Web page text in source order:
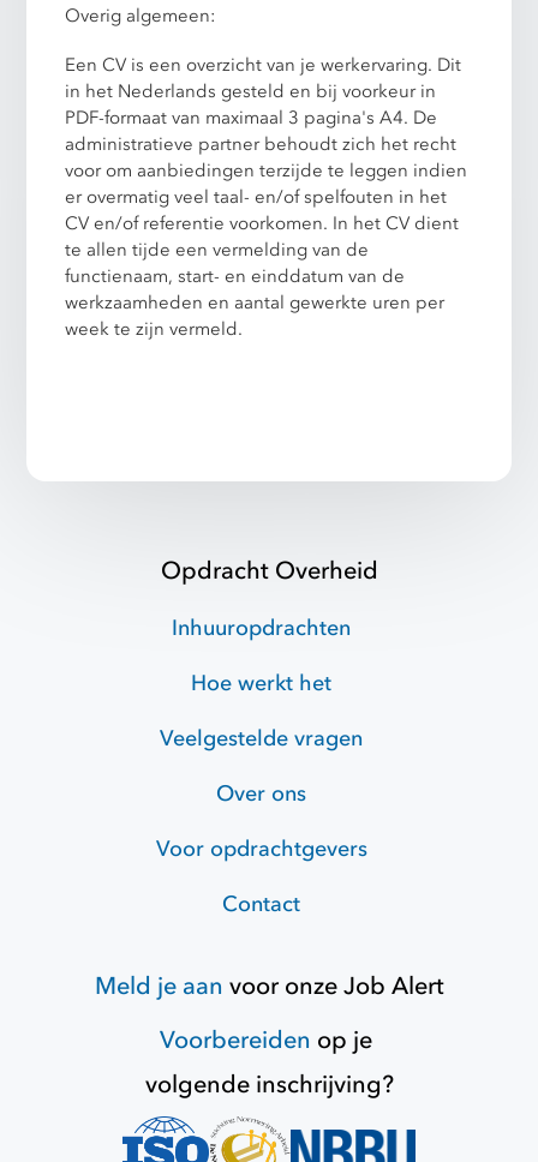
Overig algemeen:
Een CV is een overzicht van je werkervaring. Dit
in het Nederlands gesteld en bij voorkeur in
PDF-formaat van maximaal 3 pagina's A4. De
administratieve partner behoudt zich het recht
voor om aanbiedingen terzijde te leggen indien
er overmatig veel taal- en/of spelfouten in het
CV en/of referentie voorkomen. In het CV dient
te allen tijde een vermelding van de
functienaam, start- en einddatum van de
werkzaamheden en aantal gewerkte uren per
week te zijn vermeld.
Opdracht Overheid
Inhuuropdrachten
Hoe werkt het
Veelgestelde vragen
Over ons
Voor opdrachtgevers
Contact
Meld je aan voor onzeJob Alert
Voorbereiden op je
volgende inschrijving?